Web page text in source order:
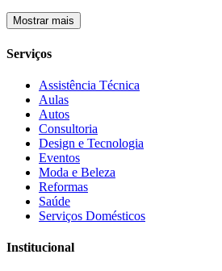
Mostrar mais
Serviços
Assistência Técnica
Aulas
Autos
Consultoria
Design e Tecnologia
Eventos
Moda e Beleza
Reformas
Saúde
Serviços Domésticos
Institucional